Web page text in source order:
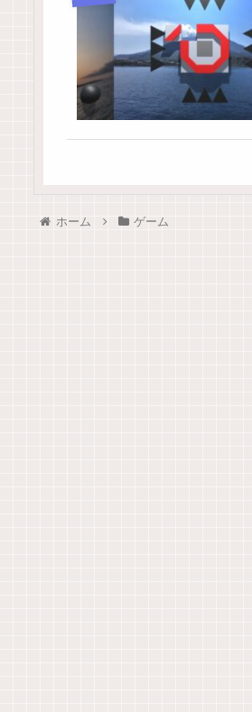
ホーム ゲーム